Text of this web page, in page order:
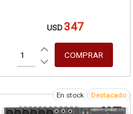
USD 347
En stock Destacado